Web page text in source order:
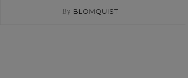
By BLOMQUIST